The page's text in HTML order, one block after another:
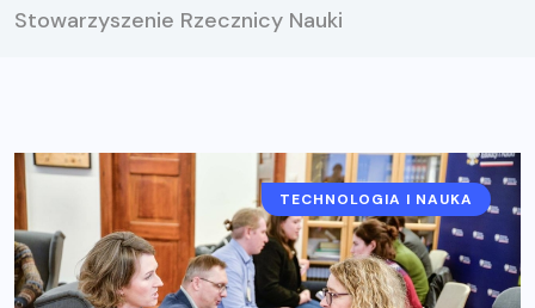
Stowarzyszenie Rzecznicy Nauki
TECHNOLOGIA I NAUKA